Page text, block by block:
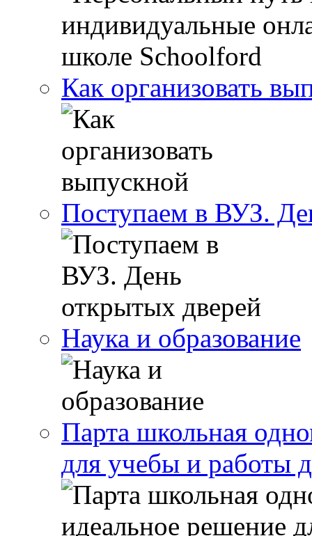
Как организовать
Поступаем в ВУЗ.
Наука и образование
Парта школьная
для учебы и работы